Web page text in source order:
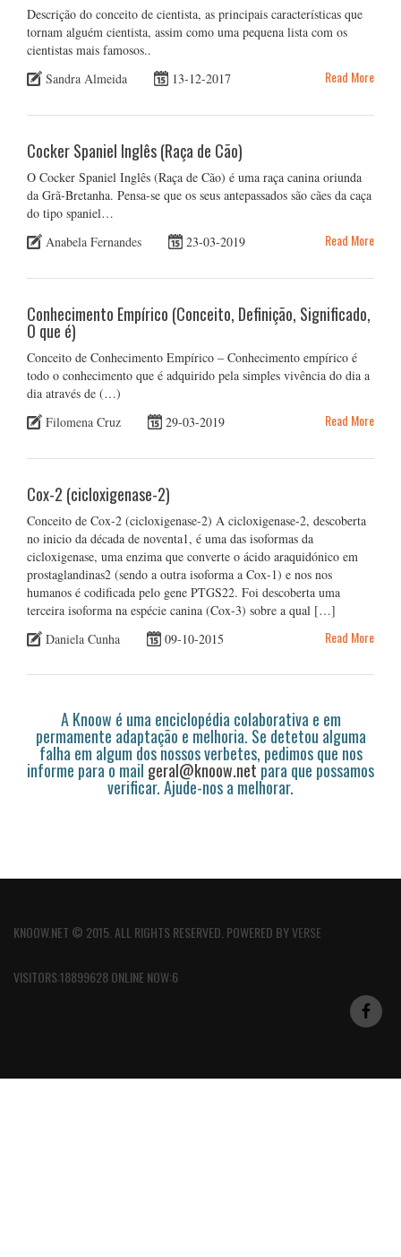
Descrição do conceito de cientista, as principais características que
tornam alguém cientista, assim como uma pequena lista com os
cientistas mais famosos..
Sandra Almeida
13-12-2017 Read More
Cocker Spaniel Inglês (Raça de Cão)
O Cocker Spaniel Inglês (Raça de Cão) é uma raça canina oriunda
da Grã-Bretanha. Pensa-se que os seus antepassados são cães da caça
do tipo spaniel…
Anabela Fernandes
23-03-2019 Read More
Conhecimento Empírico (Conceito, Definição, Significado,
O que é)
Conceito de Conhecimento Empírico – Conhecimento empírico é
todo o conhecimento que é adquirido pela simples vivência do dia a
dia através de (…)
Filomena Cruz
29-03-2019 Read More
Cox-2 (cicloxigenase-2)
Conceito de Cox-2 (cicloxigenase-2) A cicloxigenase-2, descoberta
no inicio da década de noventa1, é uma das isoformas da
cicloxigenase, uma enzima que converte o ácido araquidónico em
prostaglandinas2 (sendo a outra isoforma a Cox-1) e nos nos
humanos é codificada pelo gene PTGS22. Foi descoberta uma
terceira isoforma na espécie canina (Cox-3) sobre a qual […]
Daniela Cunha
09-10-2015 Read More
A Knoow é uma enciclopédia colaborativa e em
permamente adaptação e melhoria. Se detetou alguma
falha em algum dos nossos verbetes, pedimos que nos
informe para o mail geral@knoow.netpara que possamos
verificar. Ajude-nos a melhorar.
KNOOW.NET © 2015. ALL RIGHTS RESERVED. POWERED BYVERSE
VISITORS:18899628 ONLINE NOW:6